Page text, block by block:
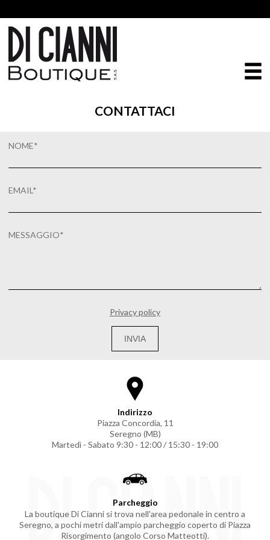
CONTATTACI
Privacy policy
INVIA
Indirizzo
Piazza Concordia, 11
Seregno (MB)
Martedì - Sabato 9:30 - 12:00 / 15:30 - 19:00
Parcheggio
La boutique Di Cianni si trova nell'area pedonale in centro a
Seregno, a pochi metri dall'ampio parcheggio coperto di Piazza
Risorgimento (angolo Corso Matteotti).